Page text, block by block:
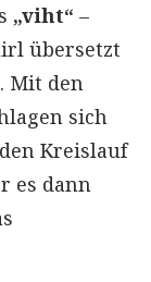
„viht“ –
übersetzt
Mit den
sich
Kreislauf
es dann